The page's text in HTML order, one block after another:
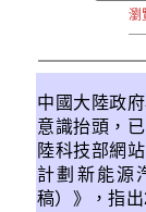
瀏
中國大陸政
意識抬頭，
陸科技部網
計劃新能源
稿）》，指